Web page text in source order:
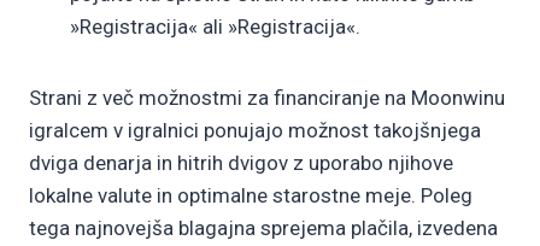
»Registracija« ali »Registracija«.
Strani z več možnostmi za financiranje na Moonwinu
igralcem v igralnici ponujajo možnost takojšnjega
dviga denarja in hitrih dvigov z uporabo njihove
lokalne valute in optimalne starostne meje. Poleg
tega najnovejša blagajna sprejema plačila, izvedena